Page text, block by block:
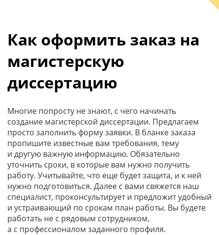
Как оформить заказ на
магистерскую
диссертацию
Многие попросту не знают, с чего начинать
создание магистерской диссертации. Предлагаем
просто заполнить форму заявки. В бланке заказа
пропишите известные вам требования, тему
и другую важную информацию. Обязательно
уточнить сроки, в которые вам нужно получить
работу. Учитывайте, что еще будет защита, и к ней
нужно подготовиться. Далее с вами свяжется наш
специалист, проконсультирует и предложит удобный
и устраивающий по срокам план работы. Вы будете
работать не с рядовым сотрудником,
а с профессионалом заданного профиля.